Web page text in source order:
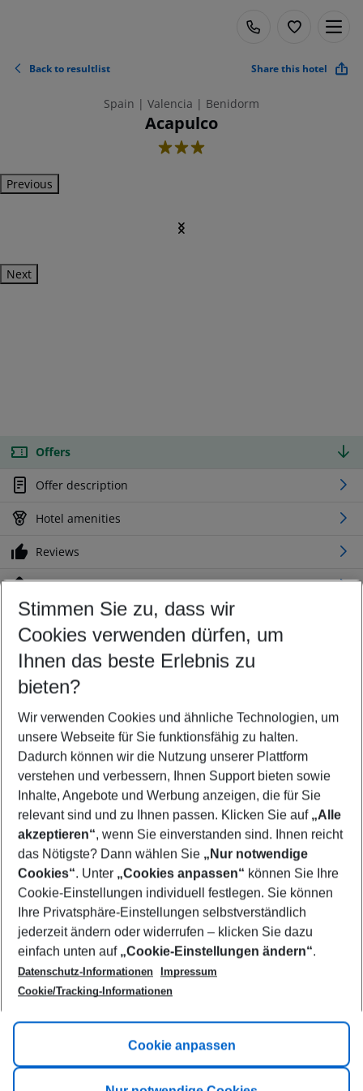
Back to resultlist Share this hotel
Spain | Valencia | Benidorm
Acapulco
3
Previous
Next
Offers
Offer description
Hotel amenities
Reviews
Location
Customize your offer
Find the perfect deal which suits your best
Your departure airport
Any airport
Select your date range
10/08/26–08/08/27 5-8 nights
Who will travel
2 adults No children
Show more filter
Footer
Footer navigation
Title A
Link A
Stimmen Sie zu, dass wir
Cookies verwenden dürfen, um
Ihnen das beste Erlebnis zu
bieten?
Wir verwenden Cookies und ähnliche Technologien, um
unsere Webseite für Sie funktionsfähig zu halten.
Dadurch können wir die Nutzung unserer Plattform
verstehen und verbessern, Ihnen Support bieten sowie
Inhalte, Angebote und Werbung anzeigen, die für Sie
relevant sind und zu Ihnen passen. Klicken Sie auf „Alle
akzeptieren“, wenn Sie einverstanden sind. Ihnen reicht
das Nötigste? Dann wählen Sie „Nur notwendige
Cookies“. Unter „Cookies anpassen“ können Sie Ihre
Cookie-Einstellungen individuell festlegen. Sie können
Ihre Privatsphäre-Einstellungen selbstverständlich
jederzeit ändern oder widerrufen – klicken Sie dazu
einfach unten auf „Cookie-Einstellungen ändern“.
Datenschutz-Informationen
Impressum
Cookie/Tracking-Informationen
Cookie anpassen